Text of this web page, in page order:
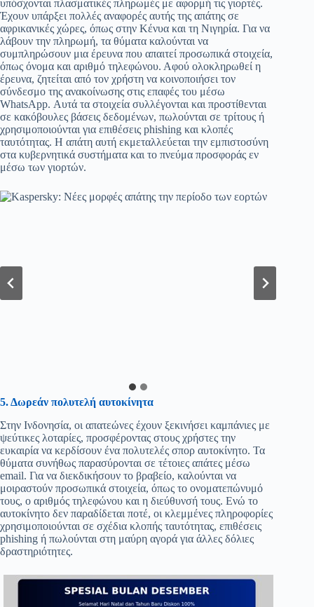
υπόσχονται πλασματικές πληρωμές με αφορμή τις γιορτές.
Έχουν υπάρξει πολλές αναφορές αυτής της απάτης σε
αφρικανικές χώρες, όπως στην Κένυα και τη Νιγηρία. Για να
λάβουν την πληρωμή, τα θύματα καλούνται να
συμπληρώσουν μια έρευνα που απαιτεί προσωπικά στοιχεία,
όπως όνομα και αριθμό τηλεφώνου. Αφού ολοκληρωθεί η
έρευνα, ζητείται από τον χρήστη να κοινοποιήσει τον
σύνδεσμο της ανακοίνωσης στις επαφές του μέσω
WhatsApp. Αυτά τα στοιχεία συλλέγονται και προστίθενται
σε κακόβουλες βάσεις δεδομένων, πωλούνται σε τρίτους ή
χρησιμοποιούνται για επιθέσεις phishing και κλοπές
ταυτότητας. Η απάτη αυτή εκμεταλλεύεται την εμπιστοσύνη
στα κυβερνητικά συστήματα και το πνεύμα προσφοράς εν
μέσω των γιορτών.
5. Δωρεάν πολυτελή αυτοκίνητα
Στην Ινδονησία, οι απατεώνες έχουν ξεκινήσει καμπάνιες με
ψεύτικες λοταρίες, προσφέροντας στους χρήστες την
ευκαιρία να κερδίσουν ένα πολυτελές σπορ αυτοκίνητο. Τα
θύματα συνήθως παρασύρονται σε τέτοιες απάτες μέσω
email. Για να διεκδικήσουν το βραβείο, καλούνται να
μοιραστούν προσωπικά στοιχεία, όπως το ονοματεπώνυμό
τους, ο αριθμός τηλεφώνου και η διεύθυνσή τους. Ενώ το
αυτοκίνητο δεν παραδίδεται ποτέ, οι κλεμμένες πληροφορίες
χρησιμοποιούνται σε σχέδια κλοπής ταυτότητας, επιθέσεις
phishing ή πωλούνται στη μαύρη αγορά για άλλες δόλιες
δραστηριότητες.